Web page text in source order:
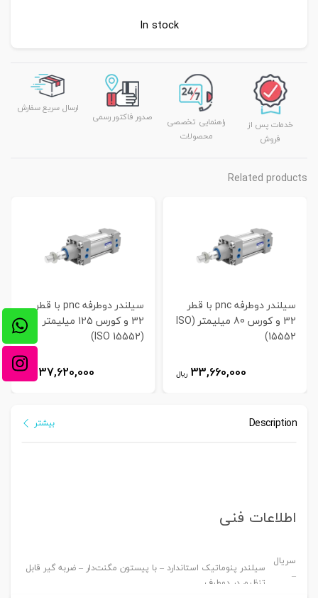
In stock
خدمات پس از
فروش
راهنمایی تخصصی
محصولات
صدور فاکتور رسمی
ارسال سریع سفارش
Related products
سیلندر دوطرفه pnc با قطر
32 و کورس 80 میلیمتر (ISO
15552)
33,660,000 ریال
سیلندر دوطرفه pnc با قطر
32 و کورس 125 میلیمتر
(ISO 15552)
37,620,000 ریال
Description بیشتر
اطلاعات فنی
سریال
–
سیلندر پنوماتیک استاندارد – با پیستون مگنت‌دار – ضربه گیر قابل
تنظیم در دوطرف